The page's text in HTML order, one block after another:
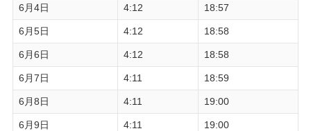
6月4日 4:12 18:57
6月5日 4:12 18:58
6月6日 4:12 18:58
6月7日 4:11 18:59
6月8日 4:11 19:00
6月9日 4:11 19:00